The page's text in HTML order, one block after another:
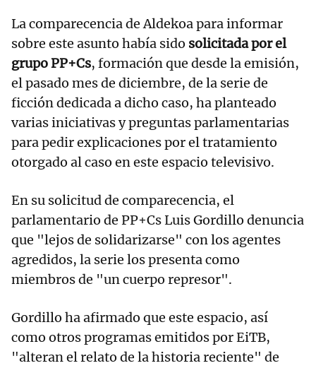
La comparecencia de Aldekoa para informar
sobre este asunto había sido solicitada por el
grupo PP+Cs, formación que desde la emisión,
el pasado mes de diciembre, de la serie de
ficción dedicada a dicho caso, ha planteado
varias iniciativas y preguntas parlamentarias
para pedir explicaciones por el tratamiento
otorgado al caso en este espacio televisivo.
En su solicitud de comparecencia, el
parlamentario de PP+Cs Luis Gordillo denuncia
que "lejos de solidarizarse" con los agentes
agredidos, la serie los presenta como
miembros de "un cuerpo represor".
Gordillo ha afirmado que este espacio, así
como otros programas emitidos por EiTB,
"alteran el relato de la historia reciente" de